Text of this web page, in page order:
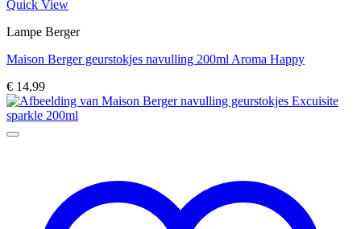
Quick View
Lampe Berger
Maison Berger geurstokjes navulling 200ml Aroma Happy
€ 14,99